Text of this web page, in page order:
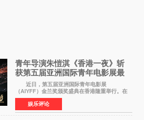
青年导演朱愷淇《香港一夜》斩
获第五届亚洲国际青年电影展最
佳剧本改编奖
近日，第五届亚洲国际青年电影展
（AIYFF）金兰奖颁奖盛典在香港隆重举行。在
这场汇聚数百位海内外电影人、文化界人士及媒
体代表的亚洲青年影视盛会上，香港本土电影
《香港一夜》（Dawn in Ho
娱乐评论